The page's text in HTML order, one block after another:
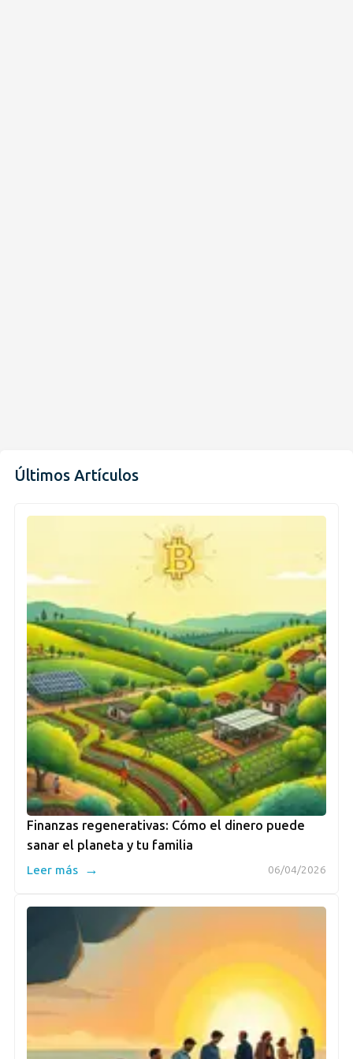
Últimos Artículos
Finanzas regenerativas: Cómo el dinero puede
sanar el planeta y tu familia
06/04/2026
Leer más →